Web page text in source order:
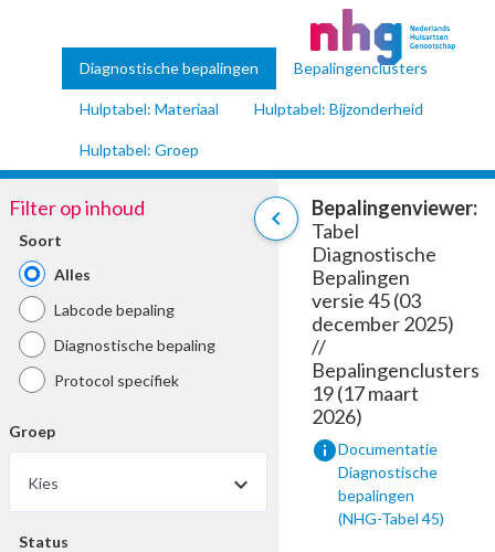
Diagnostische bepalingen Bepalingenclusters
Hulptabel: Materiaal Hulptabel: Bijzonderheid
Hulptabel: Groep
chevron_left
Filter op inhoud
Soort
Alles
Labcode bepaling
Diagnostische bepaling
Protocol specifiek
Groep
Kies
Status
Bepalingenviewer:
Tabel
Diagnostische
Bepalingen
versie 45 (03
december 2025)
//
Bepalingenclusters
19 (17 maart
2026)
infoDocumentatie
Diagnostische
bepalingen
(NHG-Tabel 45)